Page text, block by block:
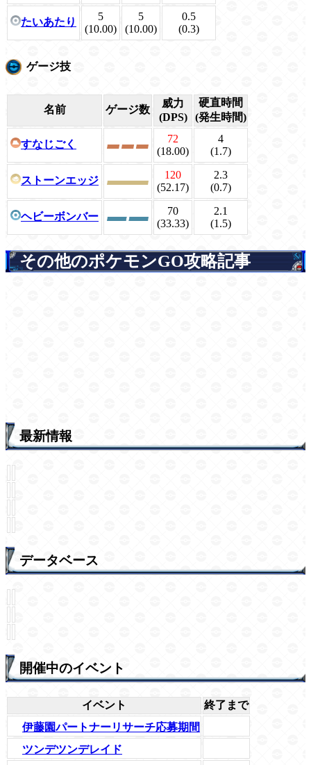
たいあたり
5
(10.00)
5
(10.00)
0.5
(0.3)
ゲージ技
名前 ゲージ数
威力
(DPS)
硬直時間
(発生時間)
すなじごく
72
(18.00)
4
(1.7)
ストーンエッジ
120
(52.17)
2.3
(0.7)
ヘビーボンバー
70
(33.33)
2.1
(1.5)
その他のポケモンGO攻略記事
最新情報
データベース
開催中のイベント
イベント
終了まで
伊藤園パートナーリサーチ応募期間
ツンデツンデレイド